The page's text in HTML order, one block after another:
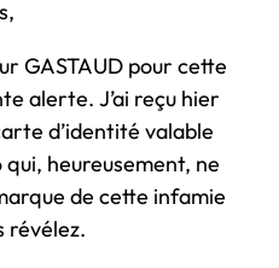
GASTAUD pour cette
alerte. J’ai reçu hier
d’identité valable
qui, heureusement, ne
de cette infamie
révélez.